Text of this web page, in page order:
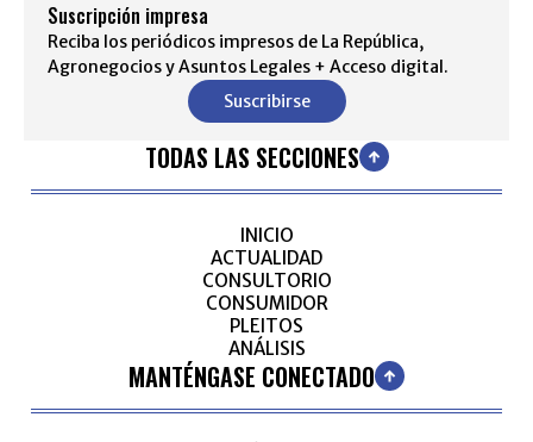
Suscripción impresa
Reciba los periódicos impresos de La República,
Agronegocios y Asuntos Legales + Acceso digital.
Suscribirse
TODAS LAS SECCIONES
INICIO
ACTUALIDAD
CONSULTORIO
CONSUMIDOR
PLEITOS
ANÁLISIS
MANTÉNGASE CONECTADO